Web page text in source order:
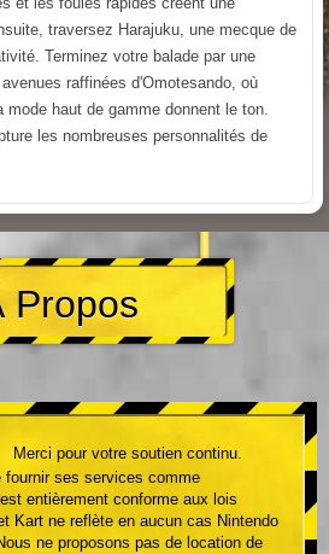
traversez Harajuku, une mecque de
Terminez votre balade par une
raffinées d'Omotesando, où
haut de gamme donnent le ton.
les nombreuses personnalités de
Propos
Merci pour votre soutien continu.
fournir ses services comme
entièrement conforme aux lois
Kart ne reflète en aucun cas Nintendo
ne proposons pas de location de